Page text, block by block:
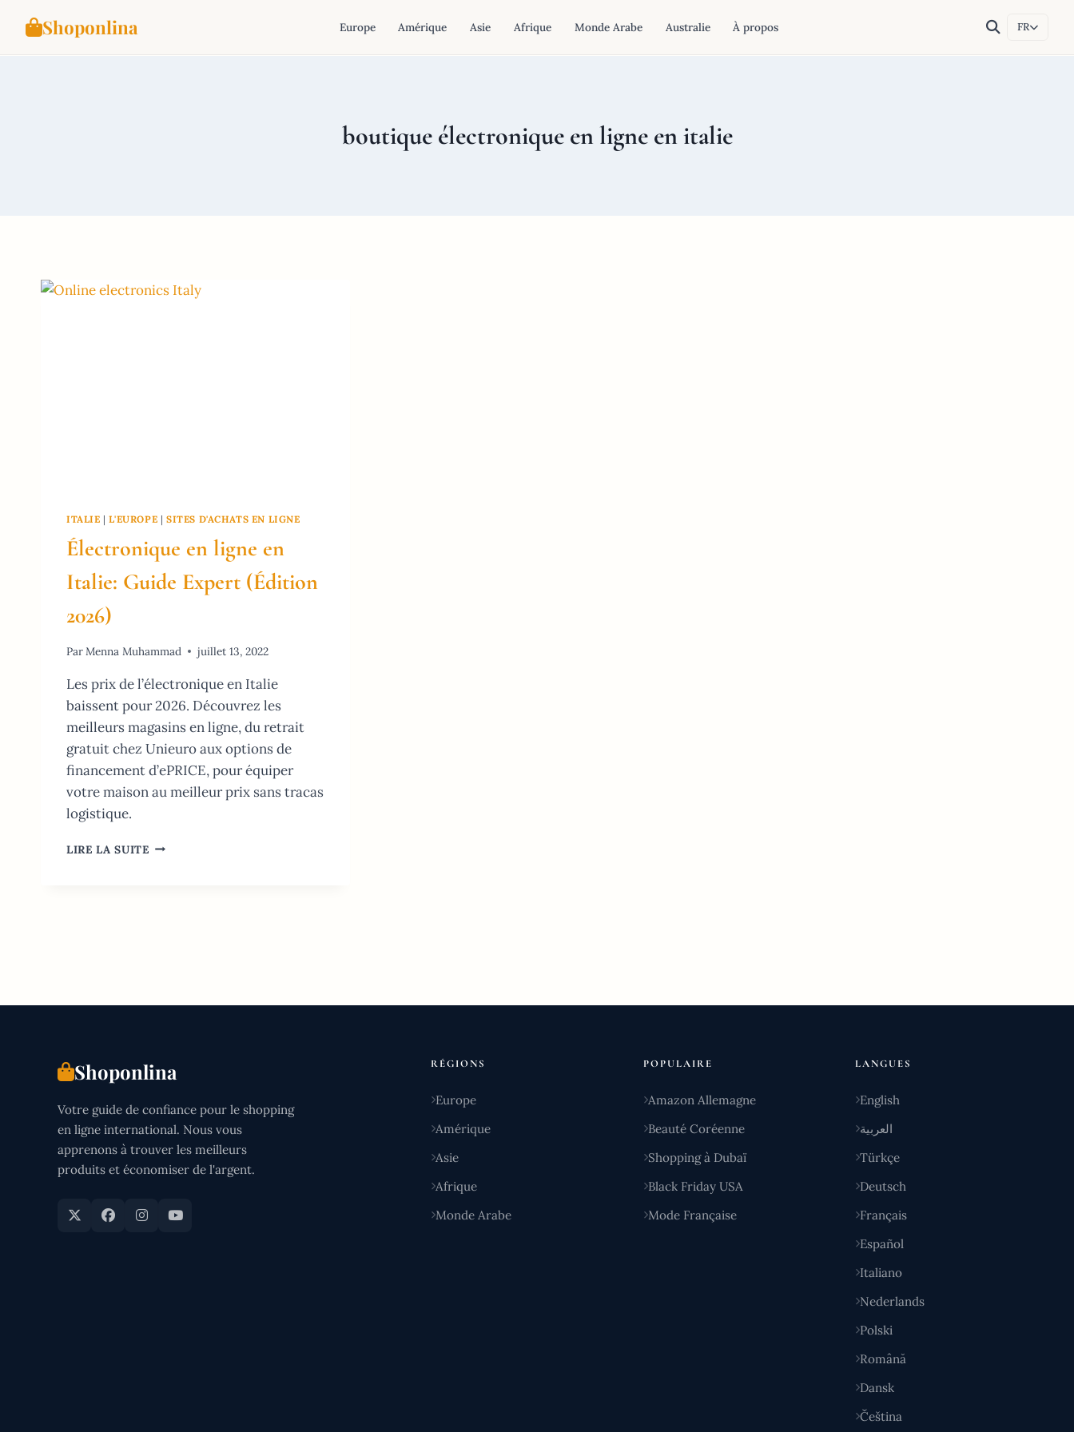
Shoponlina Europe Amérique Asie Afrique Monde Arabe Australie À propos FR
boutique électronique en ligne en italie
ITALIE |L'EUROPE | SITES D'ACHATS EN LIGNE
Électronique en ligne en
Italie: Guide Expert (Édition
2026)
ParMenna Muhammad juillet 13, 2022
Les prix de l’électronique en Italie
baissent pour 2026. Découvrez les
meilleurs magasins en ligne, du retrait
gratuit chez Unieuro aux options de
financement d’ePRICE, pour équiper
votre maison au meilleur prix sans tracas
logistique.
LIRE LA SUITEÉLECTRONIQUE
Shoponlina
Votre guide de confiance pour le shopping
en ligne international. Nous vous
apprenons à trouver les meilleurs
produits et économiser de l'argent.
RÉGIONS
Europe
Amérique
Asie
Afrique
Monde Arabe
POPULAIRE
Amazon Allemagne
Beauté Coréenne
Shopping à Dubaï
Black Friday USA
Mode Française
LANGUES
English
العربية
Türkçe
Deutsch
Français
Español
Italiano
Nederlands
Polski
Română
Dansk
Čeština